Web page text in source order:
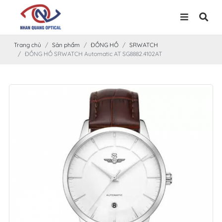
Trang chủ Sản phẩm ĐỒNG HỒ
SRWATCH
ĐỒNG HỒ SRWATCH Automatic AT SG8882.4102AT